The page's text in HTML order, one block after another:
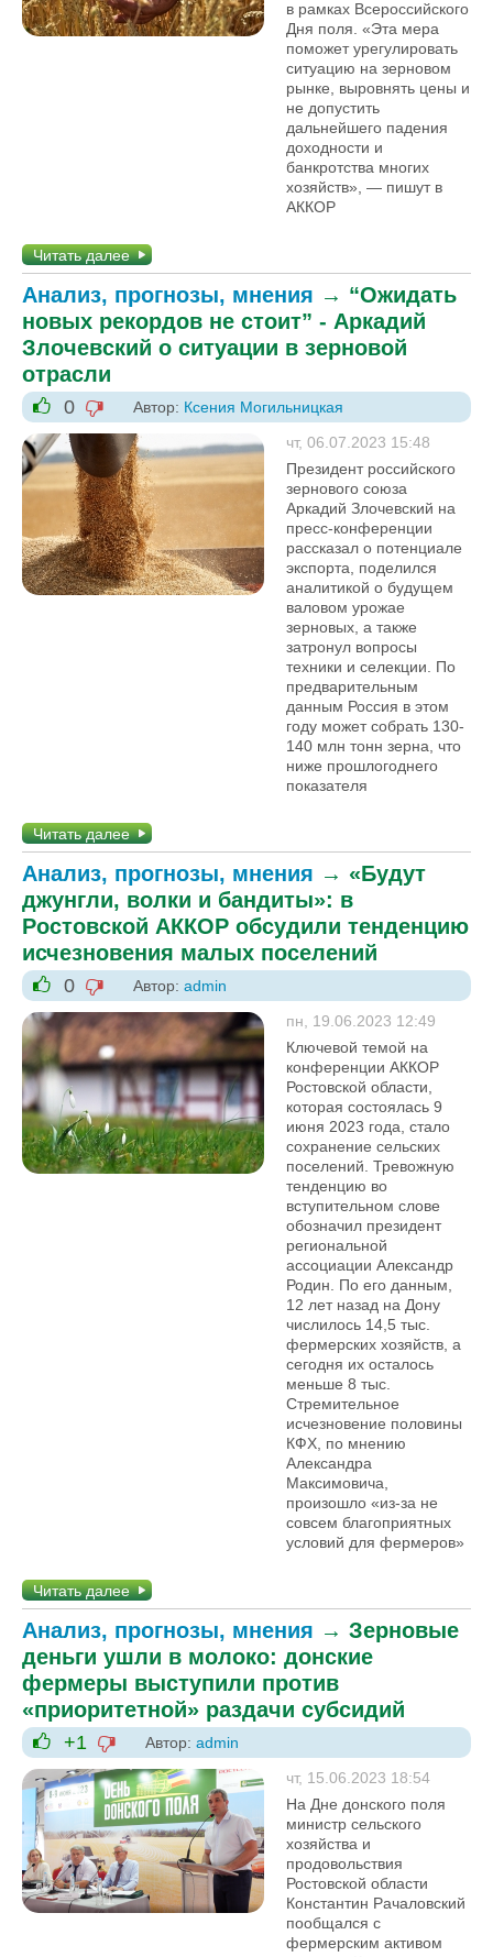
в рамках Всероссийского
Дня поля. «Эта мера
поможет урегулировать
ситуацию на зерновом
рынке, выровнять цены и
не допустить
дальнейшего падения
доходности и
банкротства многих
хозяйств», — пишут в
АККОР
Читать далее
Анализ, прогнозы, мнения → “Ожидать
новых рекордов не стоит” - Аркадий
Злочевский о ситуации в зерновой
отрасли
+1
0
-1
Автор: Ксения Могильницкая
чт, 06.07.2023 15:48
Президент российского
зернового союза
Аркадий Злочевский на
пресс-конференции
рассказал о потенциале
экспорта, поделился
аналитикой о будущем
валовом урожае
зерновых, а также
затронул вопросы
техники и селекции. По
предварительным
данным Россия в этом
году может собрать 130-
140 млн тонн зерна, что
ниже прошлогоднего
показателя
Читать далее
Анализ, прогнозы, мнения → «Будут
джунгли, волки и бандиты»: в
Ростовской АККОР обсудили тенденцию
исчезновения малых поселений
+1
0
-1
Автор: admin
пн, 19.06.2023 12:49
Ключевой темой на
конференции АККОР
Ростовской области,
которая состоялась 9
июня 2023 года, стало
сохранение сельских
поселений. Тревожную
тенденцию во
вступительном слове
обозначил президент
региональной
ассоциации Александр
Родин. По его данным,
12 лет назад на Дону
числилось 14,5 тыс.
фермерских хозяйств, а
сегодня их осталось
меньше 8 тыс.
Стремительное
исчезновение половины
КФХ, по мнению
Александра
Максимовича,
произошло «из-за не
совсем благоприятных
условий для фермеров»
Читать далее
Анализ, прогнозы, мнения → Зерновые
деньги ушли в молоко: донские
фермеры выступили против
«приоритетной» раздачи субсидий
+1
+1
-1
Автор: admin
чт, 15.06.2023 18:54
На Дне донского поля
министр сельского
хозяйства и
продовольствия
Ростовской области
Константин Рачаловский
пообщался с
фермерским активом